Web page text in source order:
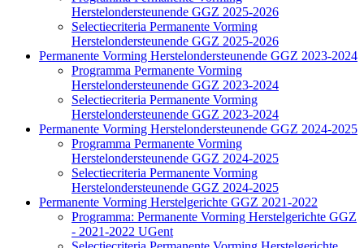
Herstelondersteunende GGZ 2025-2026
Selectiecriteria Permanente Vorming
Herstelondersteunende GGZ 2025-2026
Permanente Vorming Herstelondersteunende GGZ 2023-2024
Programma Permanente Vorming
Herstelondersteunende GGZ 2023-2024
Selectiecriteria Permanente Vorming
Herstelondersteunende GGZ 2023-2024
Permanente Vorming Herstelondersteunende GGZ 2024-2025
Programma Permanente Vorming
Herstelondersteunende GGZ 2024-2025
Selectiecriteria Permanente Vorming
Herstelondersteunende GGZ 2024-2025
Permanente Vorming Herstelgerichte GGZ 2021-2022
Programma: Permanente Vorming Herstelgerichte GGZ
- 2021-2022 UGent